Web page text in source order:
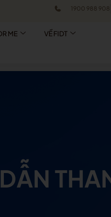
1900 988 908
ME VỀ FIDT